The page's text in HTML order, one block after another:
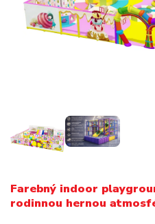
Farebný indoor
rodinnou hernou